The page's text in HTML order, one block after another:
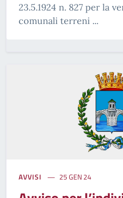
23.5.1924 n. 827 per la
comunali terreni ...
AVVISI 25 GEN 24